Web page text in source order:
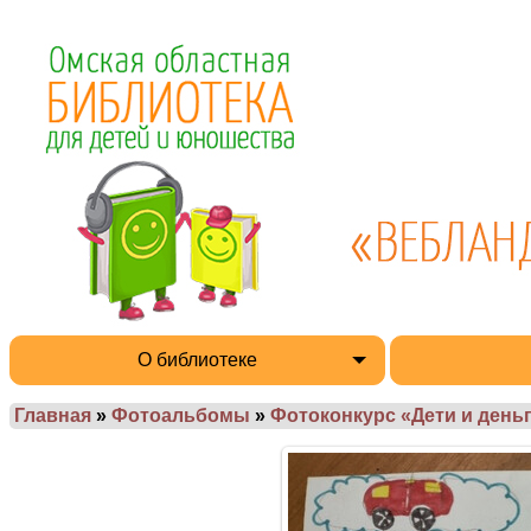
О библиотеке
Главная » Фотоальбомы » Фотоконкурс «Дети и